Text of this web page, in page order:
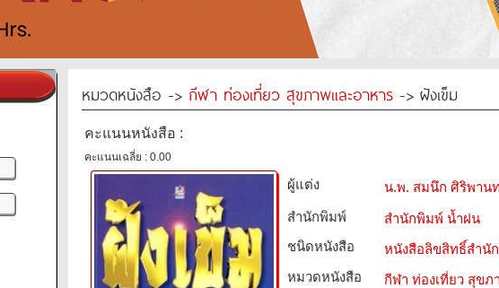
หมวดหนังสือ -> กีฬา ท่องเที่ยว สุขภาพและอาหาร -> ฝังเข็ม
คะแนนหนังสือ :
คะแนนเฉลี่ย : 0.00
ผู้แต่ง
น.พ. สมนึก ศิริพาน
สำนักพิมพ์
สำนักพิมพ์ น้ำฝน
ชนิดหนังสือ­
หนังสือลิขสิทธิ์สำนั
หมวดหนังสือ­
กีฬา ท่องเที่ยว สุขภ